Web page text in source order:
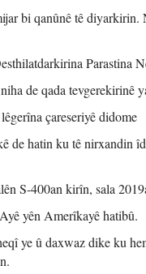
bi qanûnê tê
Parastina
de qada tevgerekirinê
çareseriyê didome
de hatin ku tê nirxandin
S-400an kirîn, sala
yên Amerîkayê hatibû.
ye û daxwaz dike ku